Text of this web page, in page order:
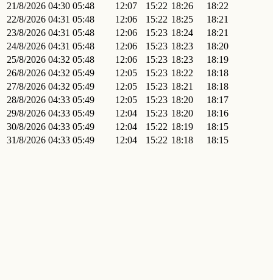
21/8/2026 04:30 05:48 12:07 15:22 18:26
18:22
22/8/2026 04:31 05:48 12:06 15:22 18:25
18:21
23/8/2026 04:31 05:48 12:06 15:23 18:24
18:21
24/8/2026 04:31 05:48 12:06 15:23 18:23
18:20
25/8/2026 04:32 05:48 12:06 15:23 18:23
18:19
26/8/2026 04:32 05:49 12:05 15:23 18:22
18:18
27/8/2026 04:32 05:49 12:05 15:23 18:21
18:18
28/8/2026 04:33 05:49 12:05 15:23 18:20
18:17
29/8/2026 04:33 05:49 12:04 15:23 18:20
18:16
30/8/2026 04:33 05:49 12:04 15:22 18:19
18:15
31/8/2026 04:33 05:49 12:04 15:22 18:18 18:15